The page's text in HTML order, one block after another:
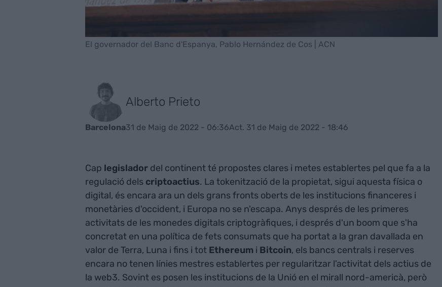
El governador del Banc d'Espanya, Pablo Hernández de Cos | ACN
Alberto Prieto
Barcelona31 de Maig de 2022 - 06:36Act. 31 de Maig de 2022 - 18:46
Cap legisladordel continent té propostes clares i metes establertes pel que fa a la
regulació dels criptoactius. La tokenització de la propietat, sigui aquesta física o
digital, és encara ara un dels grans fronts oberts de les institucions financeres i
monetàries d'occident, i Europa no se n'escapa. Anys després de les primeres
activitats de les monedes digitals criptogràfiques, i després d'un boom que s'ha
concretat en una política de fets consumats que ha portat a la gran davallada en
valor de Terra, Luna i fins i tot Ethereum i Bitcoin, els bancs centrals i reserves
encara no tenen línies mestres establertes per regularitzar l'activitat dels actius de
la web3. Sovint es posen les institucions de la Unió en el mirall nord-americà, però